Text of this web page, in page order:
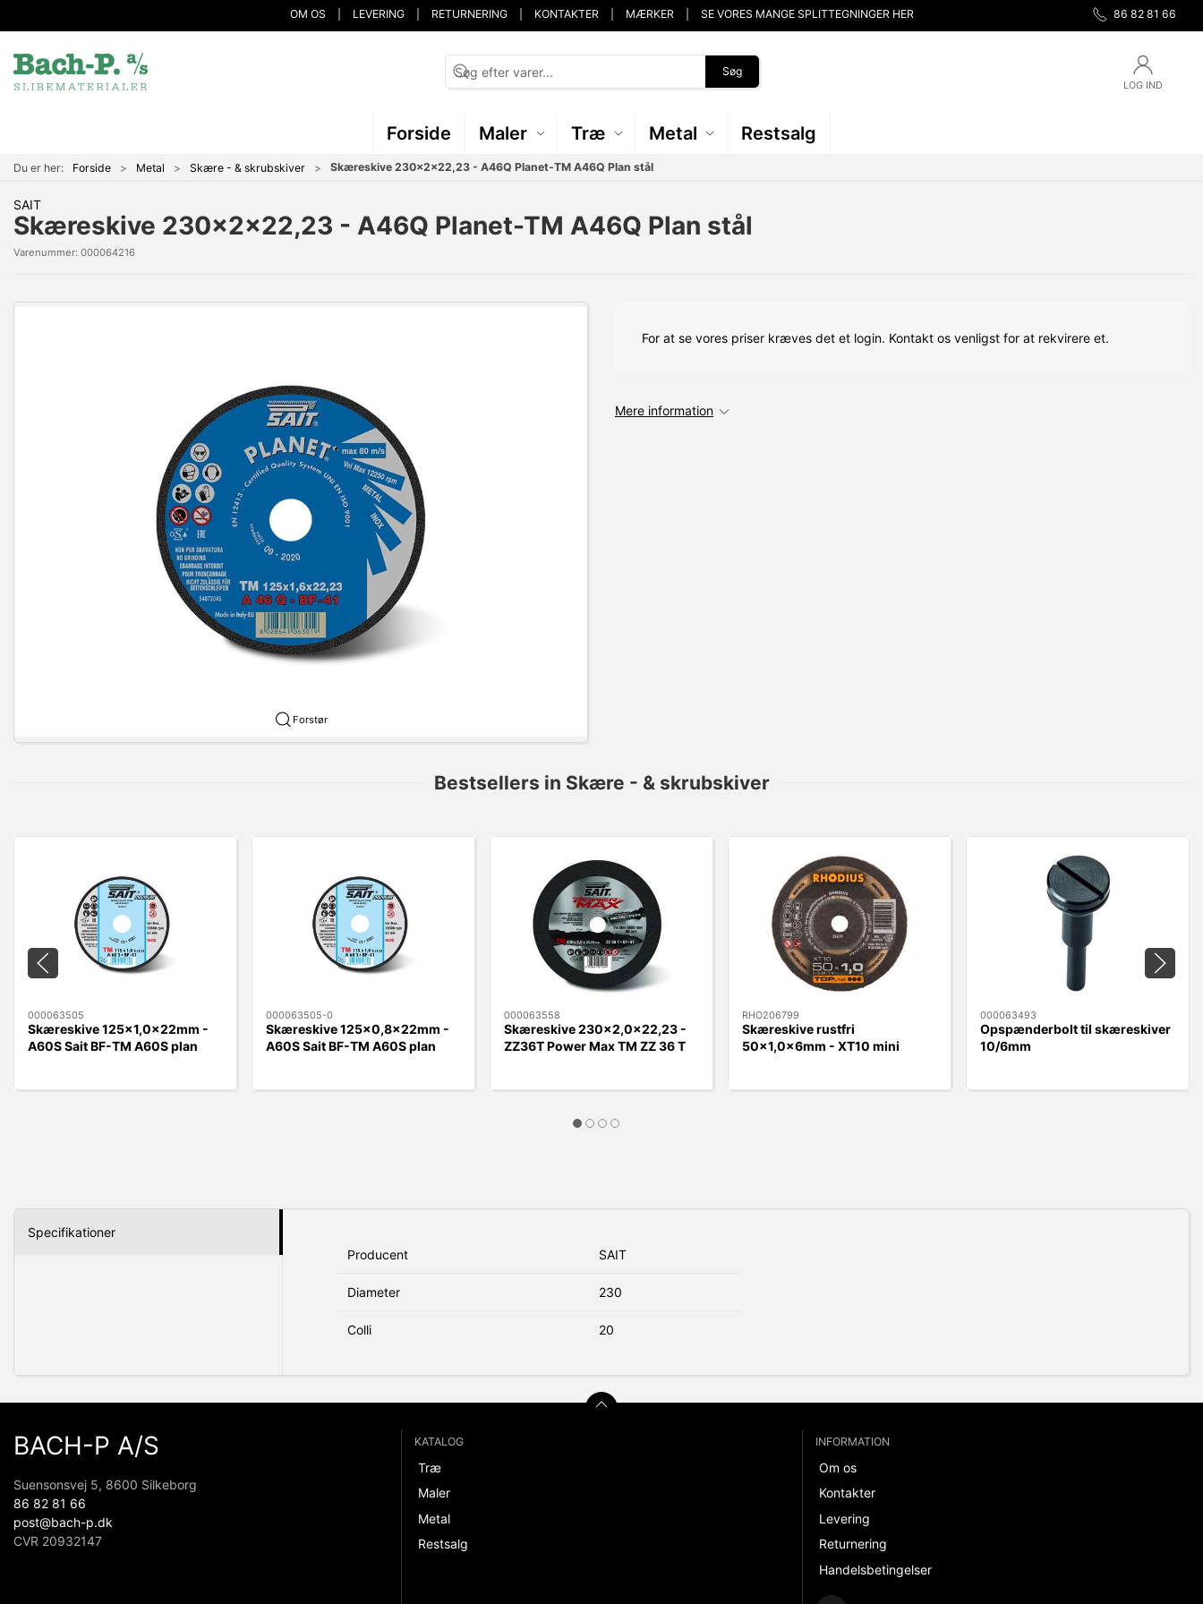
OM OS LEVERING RETURNERING KONTAKTER MÆRKER SE VORES MANGE SPLITTEGNINGER HER 86 82 81 66
Søg
LOG IND
Forside Maler Træ Metal Restsalg
Du er her: Forside Metal Skære - & skrubskiver Skæreskive 230x2x22,23 - A46Q Planet-TM A46Q Plan stål
SAIT
Skæreskive 230x2x22,23 - A46Q Planet-TM A46Q Plan stål
Varenummer: 000064216
Forstør
For at se vores priser kræves det et login. Kontakt os venligst for at rekvirere et.
Mere information
Bestsellers in Skære - & skrubskiver
000063505
Skæreskive 125x1,0x22mm -
A60S Sait BF-TM A60S plan
000063505-0
Skæreskive 125x0,8x22mm -
A60S Sait BF-TM A60S plan
000063558
Skæreskive 230x2,0x22,23 -
ZZ36T Power Max TM ZZ 36 T
RHO206799
Skæreskive rustfri
50x1,0x6mm - XT10 mini
000063493
Opspænderbolt til skæreskiver
10/6mm
Specifikationer
Producent
SAIT
Diameter 230
Colli 20
BACH-P A/S
Suensonsvej 5, 8600 Silkeborg
86 82 81 66
post@bach-p.dk
CVR 20932147
KATALOG
Træ
Maler
Metal
Restsalg
INFORMATION
Om os
Kontakter
Levering
Returnering
Handelsbetingelser